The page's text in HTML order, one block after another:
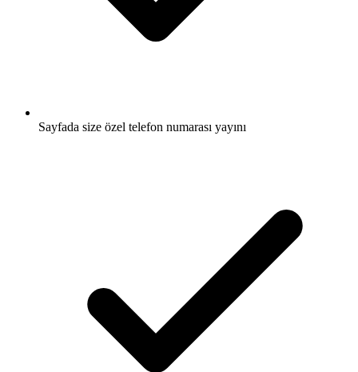
Sayfada size özel telefon numarası yayını